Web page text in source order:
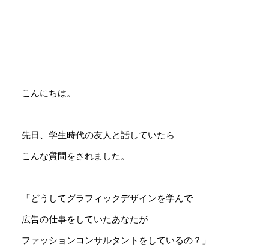
こんにちは。
先日、学生時代の友人と話していたら
こんな質問をされました。
「どうしてグラフィックデザインを学んで
広告の仕事をしていたあなたが
ファッションコンサルタントをしているの？」